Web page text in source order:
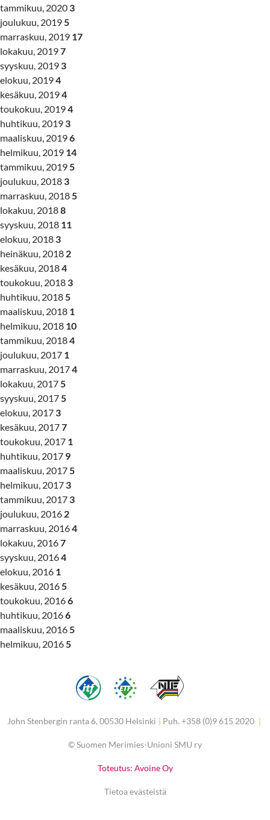
tammikuu, 2020 3
joulukuu, 20195
marraskuu, 2019 17
lokakuu, 20197
syyskuu, 2019 3
elokuu, 20194
kesäkuu, 20194
toukokuu, 20194
huhtikuu, 2019 3
maaliskuu, 20196
helmikuu, 2019 14
tammikuu, 20195
joulukuu, 2018 3
marraskuu, 20185
lokakuu, 20188
syyskuu, 2018 11
elokuu, 2018 3
heinäkuu, 2018 2
kesäkuu, 20184
toukokuu, 2018 3
huhtikuu, 20185
maaliskuu, 2018 1
helmikuu, 2018 10
tammikuu, 20184
joulukuu, 2017 1
marraskuu, 20174
lokakuu, 20175
syyskuu, 20175
elokuu, 2017 3
kesäkuu, 20177
toukokuu, 2017 1
huhtikuu, 2017 9
maaliskuu, 20175
helmikuu, 2017 3
tammikuu, 2017 3
joulukuu, 2016 2
marraskuu, 20164
lokakuu, 20167
syyskuu, 20164
elokuu, 2016 1
kesäkuu, 20165
toukokuu, 20166
huhtikuu, 20166
maaliskuu, 20165
helmikuu, 20165
John Stenbergin ranta 6, 00530 Helsinki | Puh. +358 (0)9 615 2020 |
©Suomen Merimies-Unioni SMU ry
Toteutus: Avoine Oy
Tietoa evästeistä